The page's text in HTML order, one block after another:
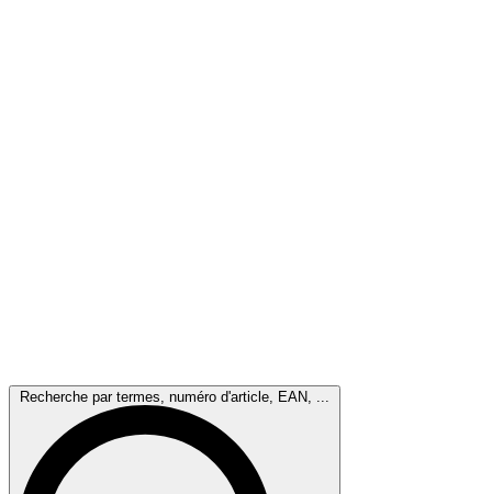
Recherche par termes, numéro d'article, EAN, ...